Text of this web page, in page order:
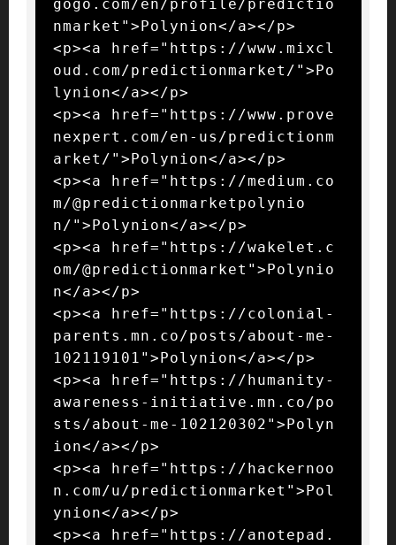
gogo.com/en/profile/predictio
nmarket">Polynion</a></p>
<p><a href="https://www.mixcl
oud.com/predictionmarket/">Po
lynion</a></p>
<p><a href="https://www.prove
nexpert.com/en-us/predictionm
arket/">Polynion</a></p>
<p><a href="https://medium.co
m/@predictionmarketpolynio
n/">Polynion</a></p>
<p><a href="https://wakelet.c
om/@predictionmarket">Polynio
n</a></p>
<p><a href="https://colonial-
parents.mn.co/posts/about-me-
102119101">Polynion</a></p>
<p><a href="https://humanity-
awareness-initiative.mn.co/po
sts/about-me-102120302">Polyn
ion</a></p>
<p><a href="https://hackernoo
n.com/u/predictionmarket">Pol
ynion</a></p>
<p><a href="https://anotepad.